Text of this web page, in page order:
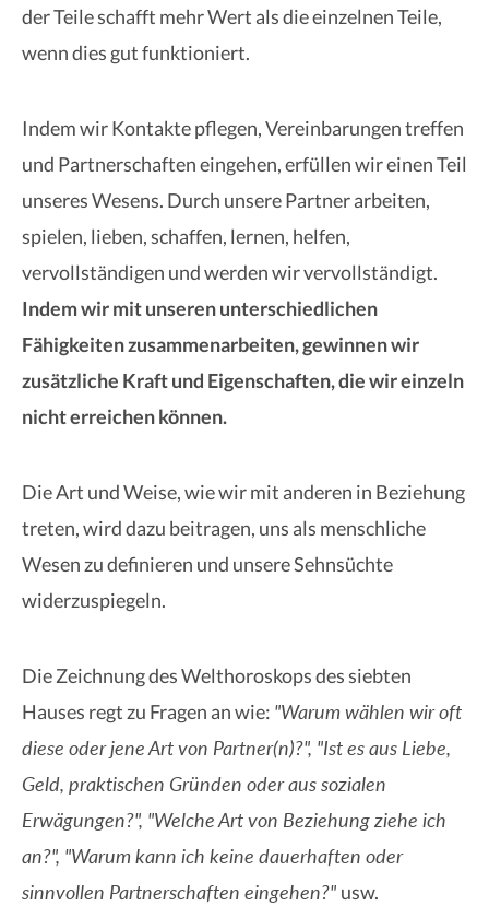
der Teile schafft mehr Wert als die einzelnen Teile,
wenn dies gut funktioniert.
Indem wir Kontakte pflegen, Vereinbarungen treffen
und Partnerschaften eingehen, erfüllen wir einen Teil
unseres Wesens. Durch unsere Partner arbeiten,
spielen, lieben, schaffen, lernen, helfen,
vervollständigen und werden wir vervollständigt.
Indem wir mit unseren unterschiedlichen
Fähigkeiten zusammenarbeiten, gewinnen wir
zusätzliche Kraft und Eigenschaften, die wir einzeln
nicht erreichen können.
Die Art und Weise, wie wir mit anderen in Beziehung
treten, wird dazu beitragen, uns als menschliche
Wesen zu definieren und unsere Sehnsüchte
widerzuspiegeln.
Die Zeichnung des Welthoroskops des siebten
Hauses regt zu Fragen an wie: "Warum wählen wir oft
diese oder jene Art von Partner(n)?", "Ist es aus Liebe,
Geld, praktischen Gründen oder aus sozialen
Erwägungen?", "Welche Art von Beziehung ziehe ich
an?", "Warum kann ich keine dauerhaften oder
sinnvollen Partnerschaften eingehen?" usw.